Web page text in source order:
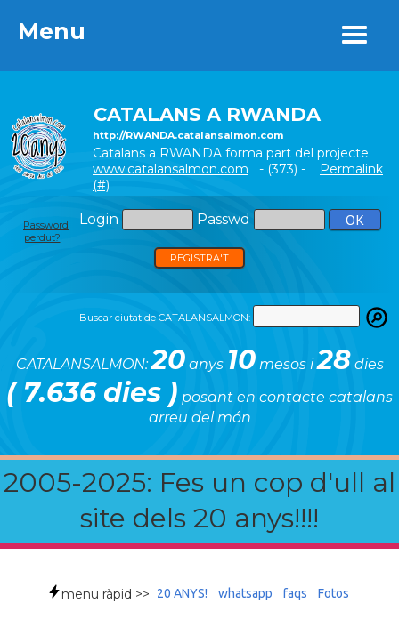
Menu
CATALANS A RWANDA
http://RWANDA.catalansalmon.com
Catalans a RWANDA forma part del projecte
www.catalansalmon.com - (373) - Permalink
(#)
Login Passwd
Password
perdut?
REGISTRA'T
Buscar ciutat de CATALANSALMON:
CATALANSALMON:20anys 10mesos i28 dies
( 7.636 dies ) posant en contacte catalans
arreu del món
2005-2025: Fes un cop d'ull al
site dels 20 anys!!!!
Menu
menu ràpid >> 20 ANYS! whatsapp faqs Fotos